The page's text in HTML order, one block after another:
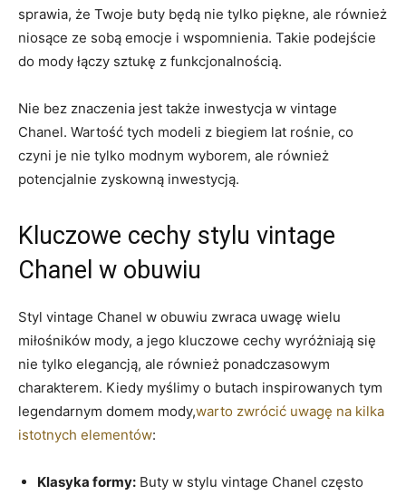
sprawia, że Twoje buty będą nie tylko piękne, ale również
niosące ze sobą emocje i wspomnienia. Takie podejście
do mody łączy sztukę z funkcjonalnością.
Nie bez znaczenia jest także inwestycja w vintage
Chanel. Wartość tych modeli z biegiem lat rośnie, co
czyni je nie tylko modnym wyborem, ale również
potencjalnie zyskowną inwestycją.
Kluczowe cechy stylu vintage
Chanel w obuwiu
Styl vintage Chanel w obuwiu zwraca uwagę wielu
miłośników mody, a jego kluczowe cechy wyróżniają się
nie tylko elegancją, ale również ponadczasowym
charakterem. Kiedy myślimy o butach inspirowanych tym
legendarnym domem mody,warto zwrócić uwagę na kilka
istotnych elementów:
Klasyka formy: Buty w stylu vintage Chanel często